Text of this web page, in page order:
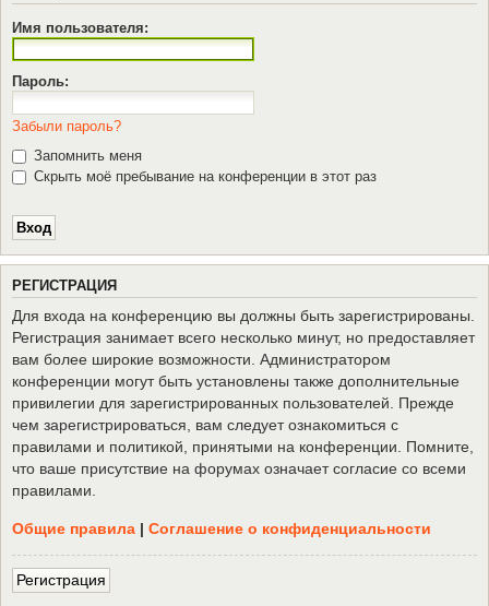
Имя пользователя:
Пароль:
Забыли пароль?
Запомнить меня
Скрыть моё пребывание на конференции в этот раз
РЕГИСТРАЦИЯ
Для входа на конференцию вы должны быть зарегистрированы.
Регистрация занимает всего несколько минут, но предоставляет
вам более широкие возможности. Администратором
конференции могут быть установлены также дополнительные
привилегии для зарегистрированных пользователей. Прежде
чем зарегистрироваться, вам следует ознакомиться с
правилами и политикой, принятыми на конференции. Помните,
что ваше присутствие на форумах означает согласие со всеми
правилами.
Общие правила | Соглашение о конфиденциальности
Регистрация